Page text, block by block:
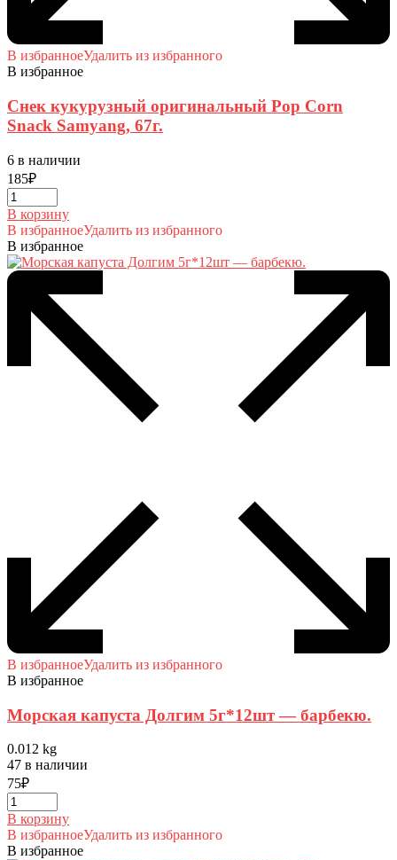
В избранноеУдалить из избранного
В избранное
Снек кукурузный оригинальный Pop Corn
Snack Samyang, 67г.
6 в наличии
185₽
В корзину
В избранноеУдалить из избранного
В избранное
В избранноеУдалить из избранного
В избранное
Морская капуста Долгим 5г*12шт — барбекю.
0.012 kg
47 в наличии
75₽
В корзину
В избранноеУдалить из избранного
В избранное